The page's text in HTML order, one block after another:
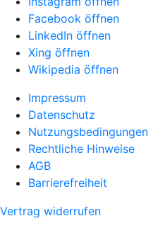
Facebook öffnen
LinkedIn öffnen
Xing öffnen
Wikipedia öffnen
Impressum
Datenschutz
Nutzungsbedingungen
Rechtliche Hinweise
AGB
Barrierefreiheit
Vertrag widerrufen